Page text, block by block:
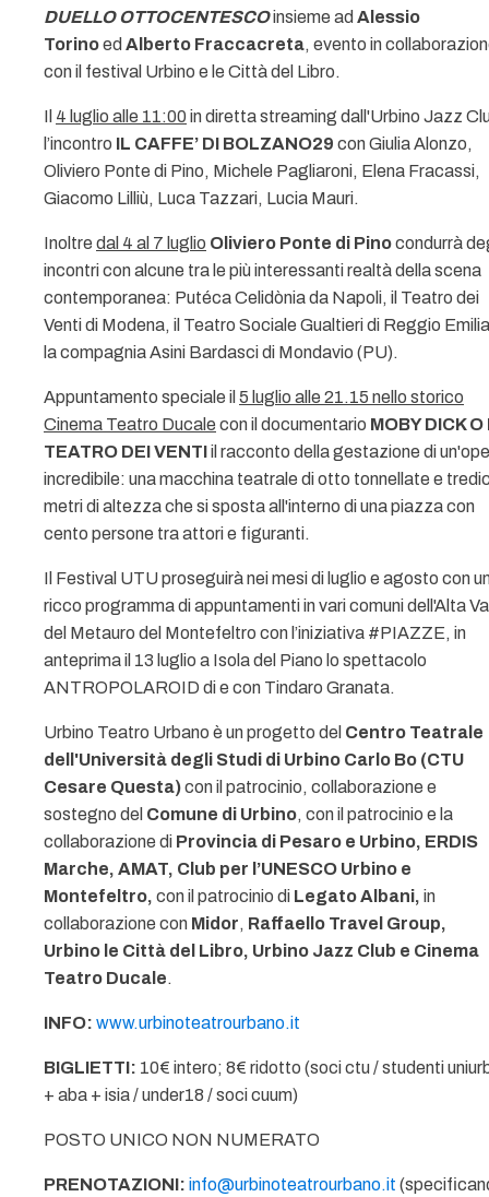
DUELLO OTTOCENTESCOinsieme ad Alessio
Torinoed Alberto Fraccacreta, evento in
con il festival Urbino e le Città del Libro.
Il 4 luglio alle 11:00 in diretta streaming dall'Urbino Jazz
l’incontro IL CAFFE’ DI BOLZANO29 con Giulia Alonzo,
Oliviero Ponte di Pino, Michele Pagliaroni, Elena Fracassi,
Giacomo Lilliù, Luca Tazzari, Lucia Mauri.
Inoltre dal 4 al 7 luglio Oliviero Ponte di Pinocondurrà
incontri con alcune tra le più interessanti realtà della scena
contemporanea: Putéca Celidònia da Napoli, il Teatro dei
Venti di Modena, il Teatro Sociale Gualtieri di Reggio
la compagnia Asini Bardasci di Mondavio (PU).
Appuntamento speciale il 5 luglio alle 21.15 nello storico
Cinema Teatro Ducale con il documentario MOBY DICK O
TEATRO DEI VENTIil racconto della gestazione di
incredibile: una macchina teatrale di otto tonnellate e
metri di altezza che si sposta all'interno di una piazza con
cento persone tra attori e figuranti.
Il Festival UTU proseguirà nei mesi di luglio e agosto con
ricco programma di appuntamenti in vari comuni dell'Alta
del Metauro del Montefeltro con l’iniziativa #PIAZZE, in
anteprima il 13 luglio a Isola del Piano lo spettacolo
ANTROPOLAROID di e con Tindaro Granata.
Urbino Teatro Urbano è un progetto del Centro Teatrale
dell'Università degli Studi di Urbino Carlo Bo (CTU
Cesare Questa)con il patrocinio, collaborazione e
sostegno del Comune di Urbino, con il patrocinio e la
collaborazione di Provincia di Pesaro e Urbino, ERDIS
Marche, AMAT, Club per l’UNESCO Urbino e
Montefeltro, con il patrocinio di Legato Albani, in
collaborazione con Midor, Raffaello Travel Group,
Urbino le Città del Libro, Urbino Jazz Club e Cinema
Teatro Ducale.
INFO: www.urbinoteatrourbano.it
BIGLIETTI: 10€ intero; 8€ ridotto (soci ctu / studenti
+ aba + isia / under18 / soci cuum)
POSTO UNICO NON NUMERATO
PRENOTAZIONI: info@urbinoteatrourbano.it